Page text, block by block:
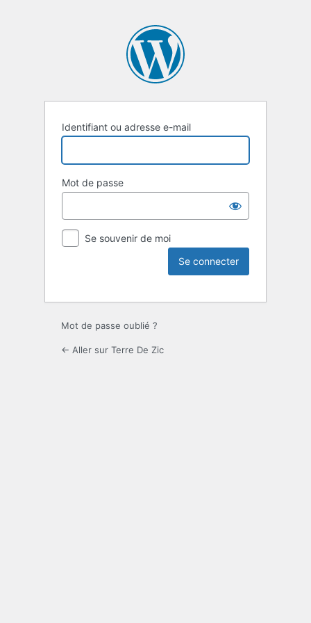
Identifiant ou adresse e-mail
Mot de passe
Se souvenir de moi
Mot de passe oublié ?
← Aller sur Terre De Zic